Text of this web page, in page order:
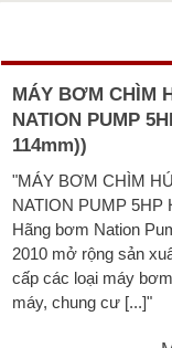
MÁY BƠM CHÌM
NATION PUMP
114mm))
"MÁY BƠM CHÌM
NATION PUMP 5HP
Hãng bơm Nation
2010 mở rộng sản
cấp các loại máy
máy, chung cư [...]"